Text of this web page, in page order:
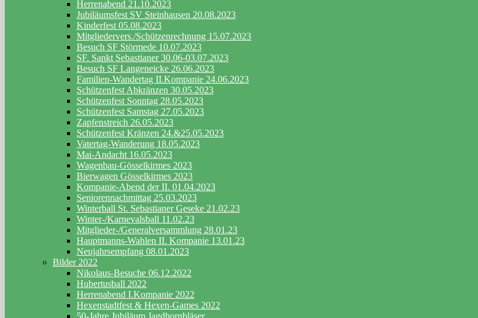
Herrenabend 21.10.2023
Jubiläumsfest SV Steinhausen 20.08.2023
Kinderfest 05.08.2023
Mitgliedervers./Schützenrechnung 15.07.2023
Besuch SF Störmede 10.07.2023
SF. Sankt Sebastianer 30.06-03.07.2023
Besuch SF Langeneicke 26.06.2023
Familien-Wandertag II.Kompanie 24.06.2023
Schützenfest Abkränzen 30.05.2023
Schützenfest Sonntag 28.05.2023
Schützenfest Samstag 27.05.2023
Zapfenstreich 26.05.2023
Schützenfest Kränzen 24.&25.05.2023
Vatertag-Wanderung 18.05.2023
Mai-Andacht 16.05.2023
Wagenbau-Gösselkirmes 2023
Bierwagen Gösselkirmes 2023
Kompanie-Abend der II. 01.04.2023
Seniorennachmittag 25.03.2023
Winterball St. Sebastianer Geseke 21.02.23
Winter-/Karnevalsball 11.02.23
Mitglieder-/Generalversammlung 28.01.23
Hauptmanns-Wahlen II. Kompanie 13.01.23
Neujahrsempfang 08.01.2023
Bilder 2022
Nikolaus-Besuche 06.12.2022
Hubertusball 2022
Herrenabend I.Kompanie 2022
Hexenstadtfest & Hexen-Games 2022
50-Jahre Jubiläum Jagdhornbläser